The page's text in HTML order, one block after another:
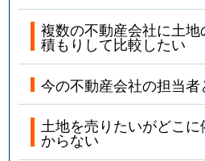
複数の不動産会社に土
積もりして比較したい
今の不動産会社の担当
土地を売りたいがどこ
からない